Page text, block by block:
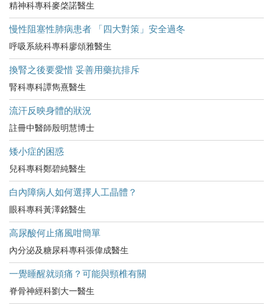
精神科專科麥棨諾醫生
慢性阻塞性肺病患者 「四大對策」安全過冬
呼吸系統科專科廖頌雅醫生
換腎之後要愛惜 妥善用藥抗排斥
腎科專科譚雋熹醫生
流汗反映身體的狀況
註冊中醫師殷明慧博士
矮小症的困惑
兒科專科鄭碧純醫生
白內障病人如何選擇人工晶體？
眼科專科黃澤銘醫生
高尿酸何止痛風咁簡單
內分泌及糖尿科專科張偉成醫生
一覺睡醒就頭痛？可能與頸椎有關
脊骨神經科劉大一醫生